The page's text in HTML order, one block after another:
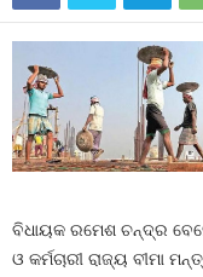
ବିଧାୟକ ରମେଶ ଚନ୍ଦ୍ର
ଓ କର୍ମଚାରୀ ରାଜ୍ୟ ବୀମା